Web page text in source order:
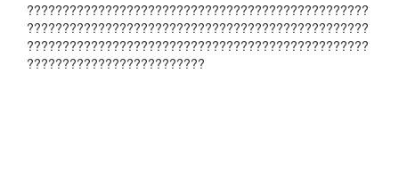
????????????????????????????????????????????????
????????????????????????????????????????????????
????????????????????????????????????????????????
?????????????????????????